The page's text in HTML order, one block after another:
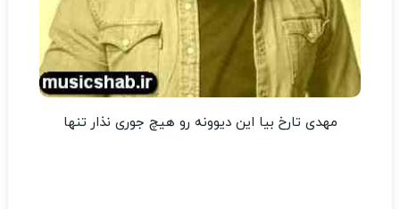
مهدی تارخ بیا این دیوونه رو هیچ جوری نذار تنها